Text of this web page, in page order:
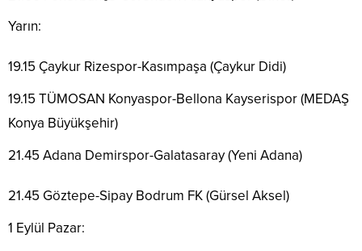
Yarın:
19.15 Çaykur Rizespor-Kasımpaşa (Çaykur Didi)
19.15 TÜMOSAN Konyaspor-Bellona Kayserispor (MEDAŞ
Konya Büyükşehir)
21.45 Adana Demirspor-Galatasaray (Yeni Adana)
21.45 Göztepe-Sipay Bodrum FK (Gürsel Aksel)
1 Eylül Pazar: